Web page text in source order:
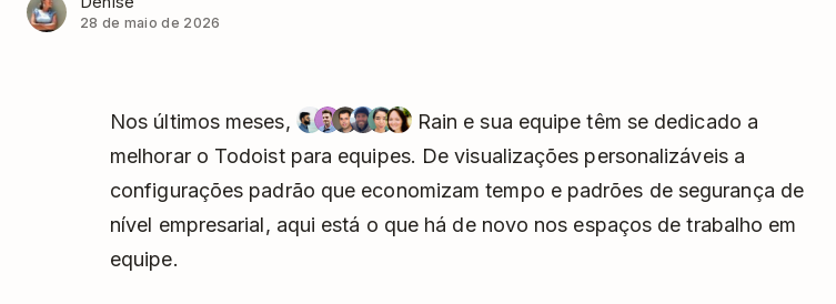
28 de maio de 2026
Nos últimos meses,
Rain e sua equipe têm se dedicado a
melhorar o Todoist para equipes. De visualizações personalizáveis a
configurações padrão que economizam tempo e padrões de segurança de
nível empresarial, aqui está o que há de novo nos espaços de trabalho em
equipe.